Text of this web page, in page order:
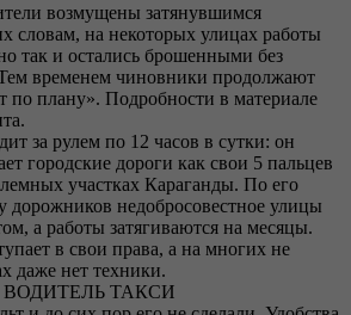
возмущены затянувшимся
словам, на некоторых улицах работы
так и остались брошенными без
временем чиновники продолжают
по плану». Подробности в материале
за рулем по 12 часов в сутки: он
городские дороги как свои 5 пальцев
участках Караганды. По его
недобросовестное улицы
а работы затягиваются на месяцы.
в свои права, а на многих не
даже нет техники.
ТАКСИ